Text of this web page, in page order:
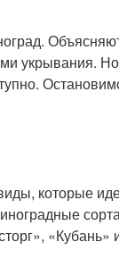
укрывания.
которые
«Кубань»